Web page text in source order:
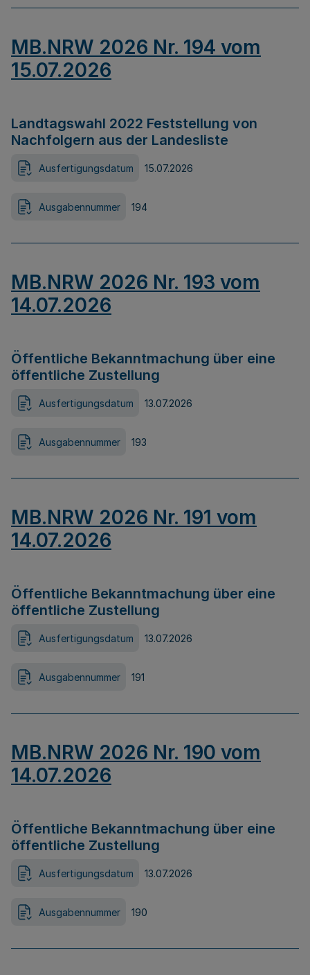
MB.NRW 2026 Nr. 194 vom
15.07.2026
Landtagswahl 2022 Feststellung von
Nachfolgern aus der Landesliste
Ausfertigungsdatum 15.07.2026
Ausgabennummer 194
MB.NRW 2026 Nr. 193 vom
14.07.2026
Öffentliche Bekanntmachung über eine
öffentliche Zustellung
Ausfertigungsdatum 13.07.2026
Ausgabennummer 193
MB.NRW 2026 Nr. 191 vom
14.07.2026
Öffentliche Bekanntmachung über eine
öffentliche Zustellung
Ausfertigungsdatum 13.07.2026
Ausgabennummer 191
MB.NRW 2026 Nr. 190 vom
14.07.2026
Öffentliche Bekanntmachung über eine
öffentliche Zustellung
Ausfertigungsdatum 13.07.2026
Ausgabennummer 190